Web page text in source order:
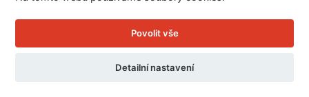
Betonový květináč ruce 20x20,5x11,5cm
Povolit vše
Detailní nastavení